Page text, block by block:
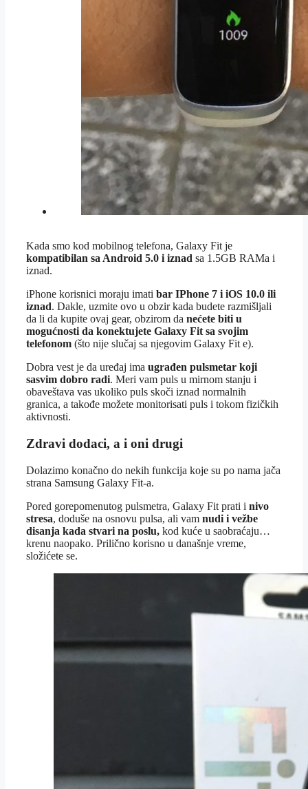
Kada smo kod mobilnog telefona, Galaxy Fit je
kompatibilan sa Android 5.0 i iznad sa 1.5GB RAMa i
iznad.
iPhone korisnici moraju imati bar IPhone 7 i iOS 10.0 ili
iznad. Dakle, uzmite ovo u obzir kada budete razmišljali
da li da kupite ovaj gear, obzirom da nećete biti u
mogućnosti da konektujete Galaxy Fit sa svojim
telefonom (što nije slučaj sa njegovim Galaxy Fit e).
Dobra vest je da uređaj ima ugrađen pulsmetar koji
sasvim dobro radi. Meri vam puls u mirnom stanju i
obaveštava vas ukoliko puls skoči iznad normalnih
granica, a takođe možete monitorisati puls i tokom fizičkih
aktivnosti.
Zdravi dodaci, a i oni drugi
Dolazimo konačno do nekih funkcija koje su po nama jača
strana Samsung Galaxy Fit-a.
Pored gorepomenutog pulsmetra, Galaxy Fit prati i nivo
stresa, doduše na osnovu pulsa, ali vam nudi i vežbe
disanja kada stvari na poslu, kod kuće u saobraćaju…
krenu naopako. Prilično korisno u današnje vreme,
složićete se.